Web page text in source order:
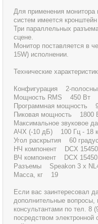
Для применения монитора
систем имеется
Три параллельных
сцене.
Монитор поставляется в
15W) исполнении.
Технические
Конфигурация 2-
Мощность RMS 450 Вт
Программная мощность
Пиковая мощность 1800
Максимальное звуковое
АЧХ (-10 дБ) 100 Гц - 18
Угол раскрытия 60
НЧ компонент DCX 15450
ВЧ компонент DCX 15450
Разъемы Speakon 3 x
Масса, кг 19
Если вас заинтересовал
дополнительные
консультантами по тел. 8
посредством